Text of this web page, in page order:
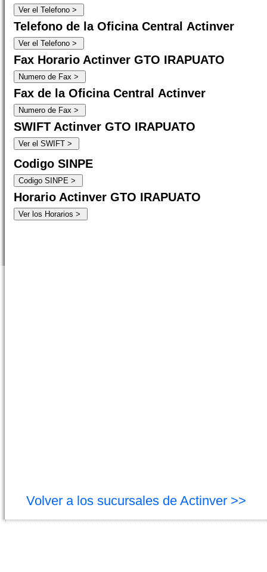
Telefono de la Oficina Central Actinver
Fax Horario Actinver GTO IRAPUATO
Fax de la Oficina Central Actinver
SWIFT Actinver GTO IRAPUATO
Codigo SINPE
Horario Actinver GTO IRAPUATO
Volver a los sucursales de Actinver >>